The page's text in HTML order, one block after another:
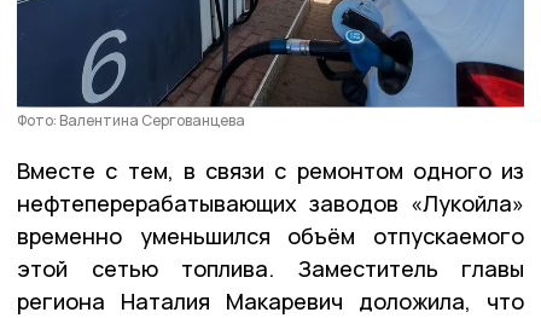
Фото: Валентина Сергованцева
Вместе с тем, в связи с ремонтом одного из
нефтеперерабатывающих заводов «Лукойла»
временно уменьшился объём отпускаемого
этой сетью топлива. Заместитель главы
региона Наталия Макаревич доложила, что